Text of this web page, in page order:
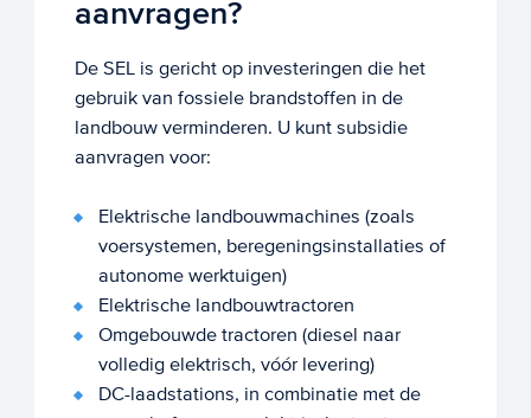
aanvragen?
De SEL is gericht op investeringen die het
gebruik van fossiele brandstoffen in de
landbouw verminderen. U kunt subsidie
aanvragen voor:
Elektrische landbouwmachines (zoals
voersystemen, beregeningsinstallaties of
autonome werktuigen)
Elektrische landbouwtractoren
Omgebouwde tractoren (diesel naar
volledig elektrisch, vóór levering)
DC-laadstations, in combinatie met de